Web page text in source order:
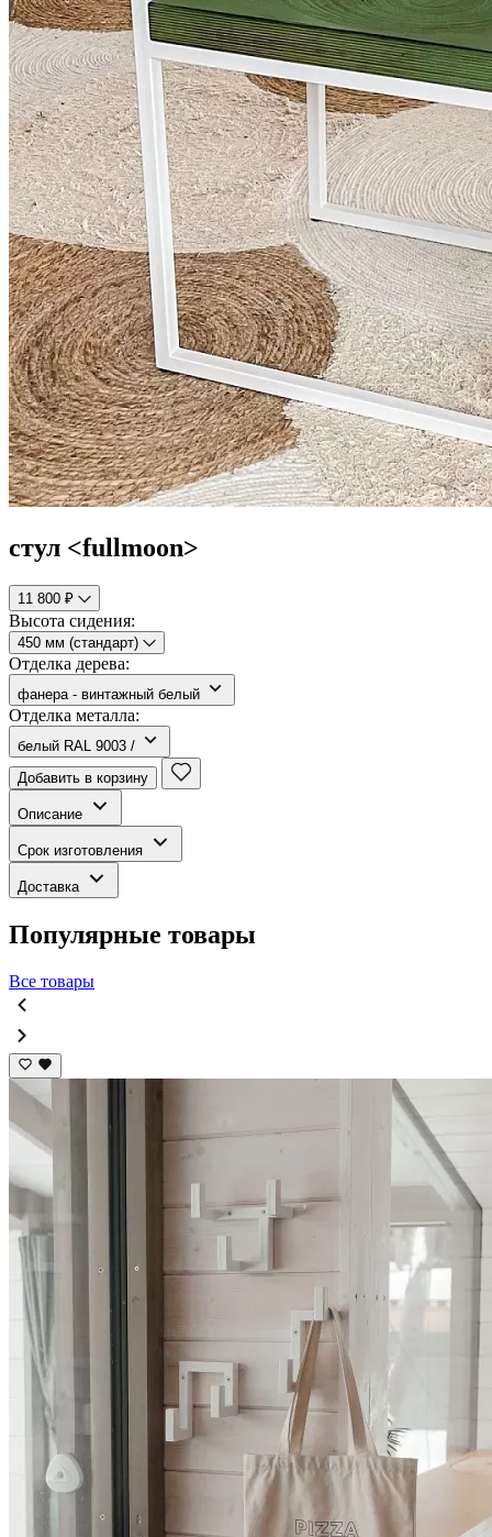
стул <fullmoon>
11 800 ₽
Высота сидения:
450 мм (стандарт)
Отделка дерева:
фанера - винтажный белый
Отделка металла:
белый RAL 9003 /
Добавить в корзину
Описание
Срок изготовления
Доставка
Популярные товары
Все товары